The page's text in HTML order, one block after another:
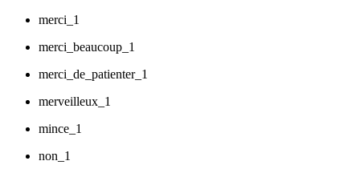
merci_1
merci_beaucoup_1
merci_de_patienter_1
merveilleux_1
mince_1
non_1